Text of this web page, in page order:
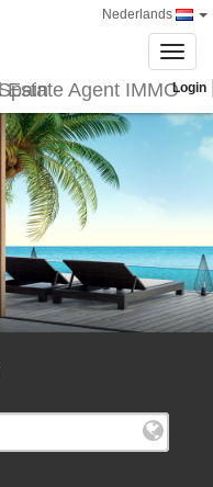
Nederlands
Login